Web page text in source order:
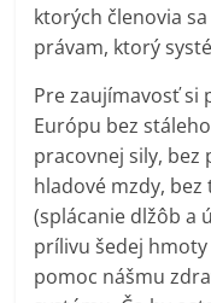
ktorých členovia
právam, ktorý
Pre zaujímavosť si
Európu bez
pracovnej sily,
hladové mzdy,
(splácanie dlžôb a
prílivu šedej
pomoc nášmu